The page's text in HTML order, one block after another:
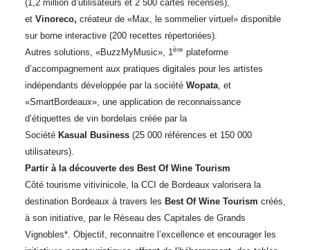
(1,2 million d’utilisateurs et 2 500 cartes recensés),
et Vinoreco, créateur de «Max, le sommelier virtuel» disponible
sur borne interactive (200 recettes répertoriées).
Autres solutions, «BuzzMyMusic», 1ère plateforme
d’accompagnement aux pratiques digitales pour les artistes
indépendants développée par la société Wopata, et
«SmartBordeaux», une application de reconnaissance
d’étiquettes de vin bordelais créée par la
Société Kasual Business(25 000 références et 150 000
utilisateurs).
Partir à la découverte des Best Of Wine Tourism
Côté tourisme vitivinicole, la CCI de Bordeaux valorisera la
destination Bordeaux à travers les Best Of Wine Tourism créés,
à son initiative, par le Réseau des Capitales de Grands
Vignobles*. Objectif, reconnaitre l’excellence et encourager les